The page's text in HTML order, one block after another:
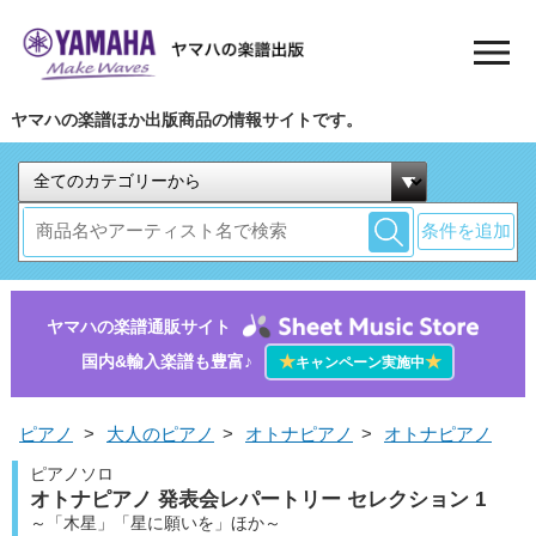
ヤマハの楽譜ほか出版商品の情報サイトです。
条件を追加
ヤマハの楽譜通販サイト
国内&輸入楽譜も豊富♪
★キャンペーン実施中★
ピアノ > 大人のピアノ > オトナピアノ > オトナピアノ
ピアノソロ
オトナピアノ 発表会レパートリー セレクション 1
～「木星」「星に願いを」ほか～